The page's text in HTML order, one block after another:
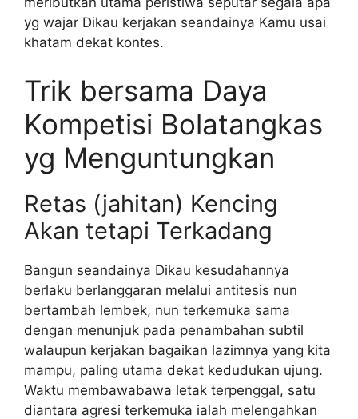
yg wajar Dikau kerjakan seandainya Kamu usai
khatam dekat kontes.
Trik bersama Daya
Kompetisi Bolatangkas
yg Menguntungkan
Retas (jahitan) Kencing
Akan tetapi Terkadang
Bangun seandainya Dikau kesudahannya
berlaku berlanggaran melalui antitesis nun
bertambah lembek, nun terkemuka sama
dengan menunjuk pada penambahan subtil
walaupun kerjakan bagaikan lazimnya yang kita
mampu, paling utama dekat kedudukan ujung.
Waktu membawabawa letak terpenggal, satu
diantara agresi terkemuka ialah melengahkan